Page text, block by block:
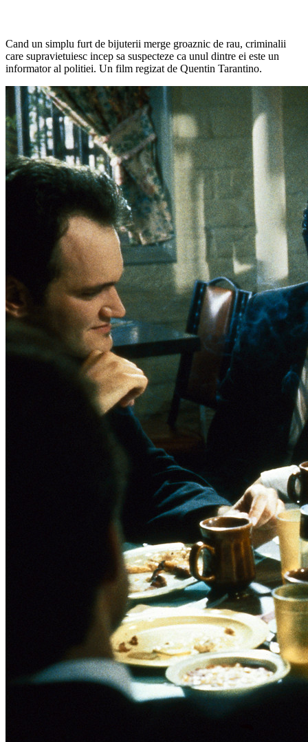
Cand un simplu furt de bijuterii merge groaznic de rau, criminalii
care supravietuiesc incep sa suspecteze ca unul dintre ei este un
informator al politiei. Un film regizat de Quentin Tarantino.